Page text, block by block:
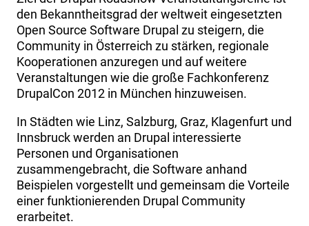
den Bekanntheitsgrad der weltweit eingesetzten
Open Source Software Drupal zu steigern, die
Community in Österreich zu stärken, regionale
Kooperationen anzuregen und auf weitere
Veranstaltungen wie die große Fachkonferenz
DrupalCon 2012 in München hinzuweisen.
In Städten wie Linz, Salzburg, Graz, Klagenfurt und
Innsbruck werden an Drupal interessierte
Personen und Organisationen
zusammengebracht, die Software anhand
Beispielen vorgestellt und gemeinsam die Vorteile
einer funktionierenden Drupal Community
erarbeitet.